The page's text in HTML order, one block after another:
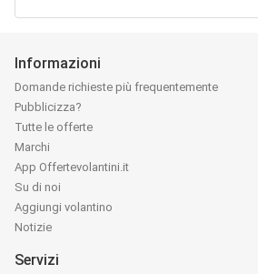
Informazioni
Domande richieste più frequentemente
Pubblicizza?
Tutte le offerte
Marchi
App Offertevolantini.it
Su di noi
Aggiungi volantino
Notizie
Servizi